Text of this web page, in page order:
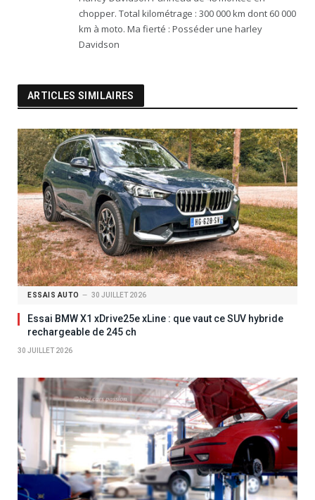
chopper. Total kilométrage : 300 000 km dont 60 000
km à moto. Ma fierté : Posséder une harley
Davidson
ARTICLES SIMILAIRES
ESSAIS AUTO 30 JUILLET 2026
Essai BMW X1 xDrive25e xLine : que vaut ce SUV hybride
rechargeable de 245 ch
30 JUILLET 2026